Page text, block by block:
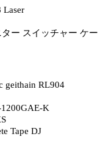
Laser
ー スイッチャー ケー
geithain RL904
1200GAE-K
Tape DJ